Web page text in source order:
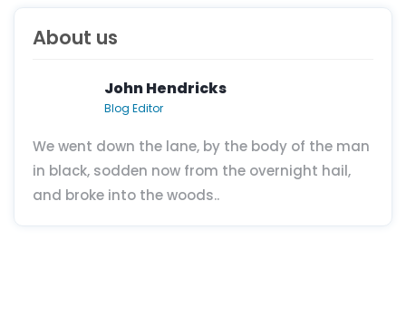
About us
John Hendricks
Blog Editor
We went down the lane, by the body of the man
in black, sodden now from the overnight hail,
and broke into the woods..